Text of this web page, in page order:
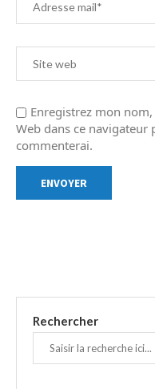
Enregistrez mon
Web dans ce
commenterai.
Rechercher